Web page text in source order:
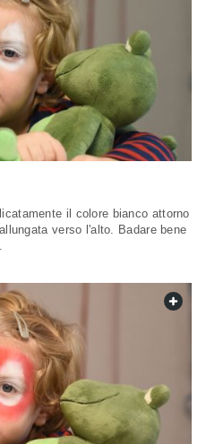
il colore bianco attorno
verso l'alto. Badare bene